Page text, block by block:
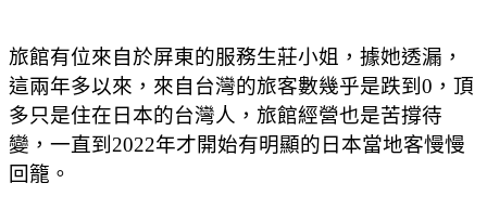
旅館有位來自於屏東的服務生莊小姐，據她透漏，
這兩年多以來，來自台灣的旅客數幾乎是跌到0，頂
多只是住在日本的台灣人，旅館經營也是苦撐待
變，一直到2022年才開始有明顯的日本當地客慢慢
回籠。